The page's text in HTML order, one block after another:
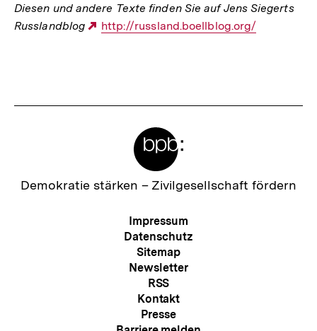
Diesen und andere Texte finden Sie auf Jens Siegerts
Russlandblog
Externer
http://russland.boellblog.org/
Zur
Demokratie stärken – Zivilgesellschaft fördern
Meta-
Navigation
Impressum
Datenschutz
Sitemap
Newsletter
RSS
Kontakt
Presse